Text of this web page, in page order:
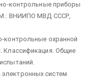
контрольные приборы
М.: ВНИИПО МВД СССР,
контрольные охранной
Классификация. Общие
систем